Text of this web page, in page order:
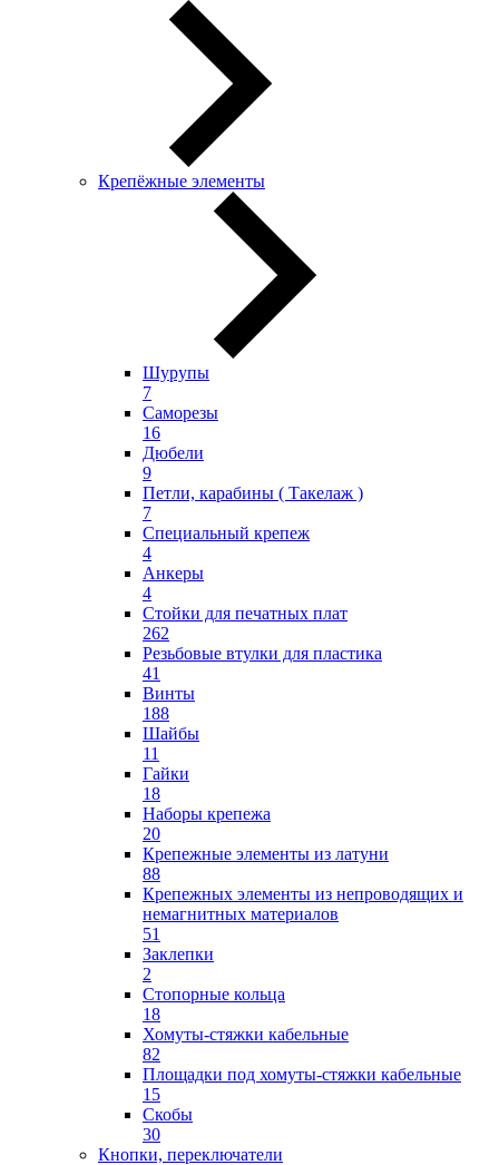
Крепёжные элементы
Шурупы
7
Саморезы
16
Дюбели
9
Петли, карабины ( Такелаж )
7
Специальный крепеж
4
Анкеры
4
Стойки для печатных плат
262
Резьбовые втулки для пластика
41
Винты
188
Шайбы
11
Гайки
18
Наборы крепежа
20
Крепежные элементы из латуни
88
Крепежных элементы из непроводящих и
немагнитных материалов
51
Заклепки
2
Стопорные кольца
18
Хомуты-стяжки кабельные
82
Площадки под хомуты-стяжки кабельные
15
Скобы
30
Кнопки, переключатели